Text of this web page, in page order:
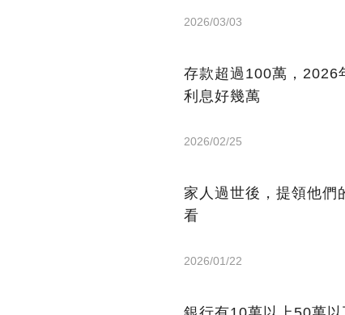
2026/03/03
存款超過100萬，2026
利息好幾萬
2026/02/25
家人過世後，提領他們
看
2026/01/22